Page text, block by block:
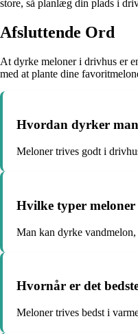
store, så planlæg din plads i
Afsluttende Ord
At dyrke meloner i drivhus er
med at plante dine
Hvordan dyrker
Meloner trives godt i
Hvilke typer
Man kan dyrke
Hvornår er det
Meloner trives bedst i